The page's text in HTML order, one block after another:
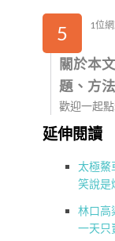
5 1位
關於本
題、方
歡迎一起
延伸閱讀
太極鰲
笑說是
林口高
一天只